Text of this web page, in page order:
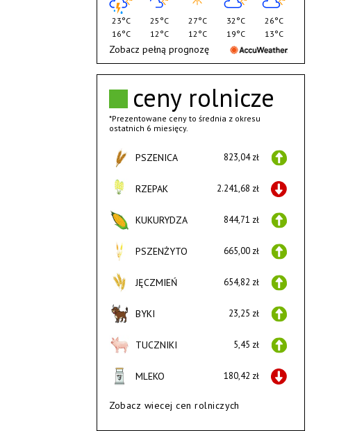
ceny rolnicze
*Prezentowane ceny to średnia z okresu
ostatnich 6 miesięcy.
PSZENICA 823,04 zł
RZEPAK 2.241,68 zł
KUKURYDZA 844,71 zł
PSZENŻYTO 665,00 zł
JĘCZMIEŃ 654,82 zł
BYKI 23,25 zł
TUCZNIKI 5,45 zł
MLEKO 180,42 zł
Zobacz wiecej cen rolniczych
23°C
16°C
25°C
12°C
27°C
12°C
32°C
19°C
26°C
13°C
Zobacz pełną prognozę